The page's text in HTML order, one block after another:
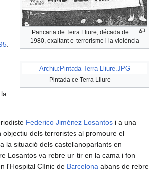
Pancarta de Terra Lliure, década de
1980, exaltant el terrorisme i la violència
Archiu:Pintada Terra Lliure.JPG
Pintada de Terra Lliure
.
Federico Jiménez Losantos i a una
objectiu dels terroristes al promoure el
la situació dels castellanoparlants en
Losantos va rebre un tir en la cama i fon
l'Hospital Clínic de Barcelona abans de rebre